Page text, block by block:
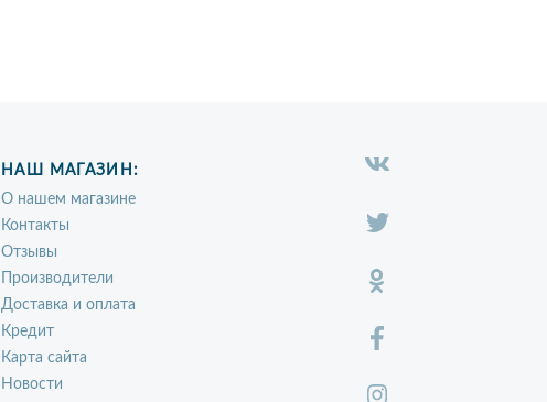
НАШ МАГАЗИН:
О нашем магазине
Контакты
Отзывы
Производители
Доставка и оплата
Кредит
Карта сайта
Новости